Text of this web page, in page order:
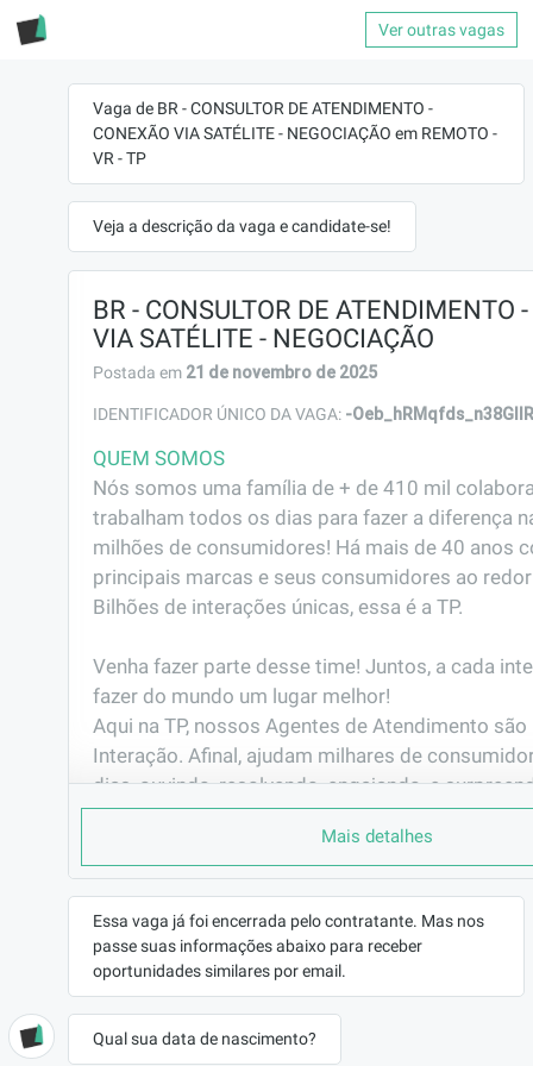
Ver outras vagas
Vaga de BR - CONSULTOR DE ATENDIMENTO -
CONEXÃO VIA SATÉLITE - NEGOCIAÇÃO em REMOTO -
VR - TP
Veja a descrição da vaga e candidate-se!
BR - CONSULTOR DE ATENDIMENTO
VIA SATÉLITE - NEGOCIAÇÃO
Postada em 21 de novembro de 2025
IDENTIFICADOR ÚNICO DA VAGA: -Oeb_hRMqfds_n38GIIR
QUEM SOMOS
Nós somos uma família de + de 410 mil
trabalham todos os dias para fazer a diferença
milhões de consumidores! Há mais de 40 anos
principais marcas e seus consumidores ao
Bilhões de interações únicas, essa é a TP.
Venha fazer parte desse time! Juntos, a cada
fazer do mundo um lugar melhor!
Aqui na TP, nossos Agentes de Atendimento
Interação. Afinal, ajudam milhares de
dias, ouvindo, resolvendo, engajando, e
interação.
PORQUE TRABALHAR AQUI
Você já pensou em fazer parte de uma das
do mundo?
Já pensou em representar grandes marcas de
seguimentos e muitas delas são as que mais
mercado? Gosta de  tecnologia e inovação?
E ainda ter plano de carreira com possibilidade
Mais detalhes
Essa vaga já foi encerrada pelo contratante. Mas nos
passe suas informações abaixo para receber
oportunidades similares por email.
Qual sua data de nascimento?